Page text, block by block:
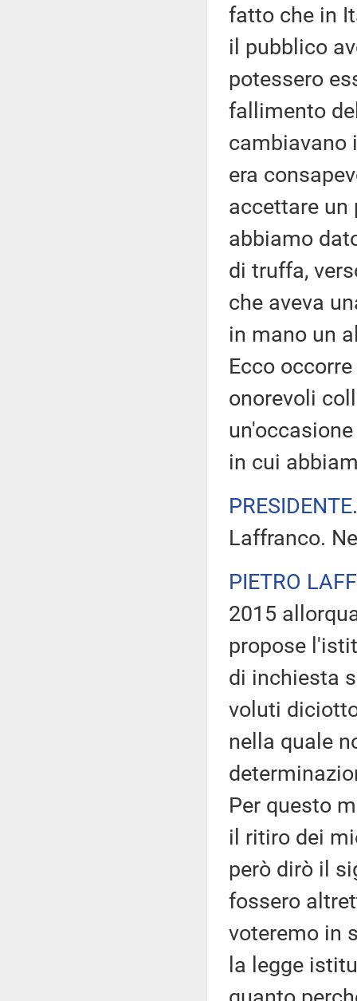
fatto che in
il pubblico
potessero
fallimento
cambiavano
era
accettare un
abbiamo
di truffa,
che aveva
in mano un
Ecco
onorevoli
in cui
PRESIDENTE
Laffranco.
PIETRO
2015
propose
di inchiesta
voluti
nella quale
Per questo
il ritiro dei
però dirò il
fossero
voteremo in
la legge